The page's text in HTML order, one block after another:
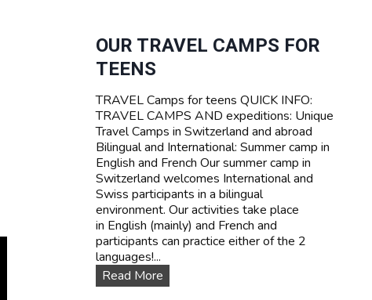
F
A
I
V
S
U
M
M
E
R
C
A
M
P
N
S
OUR TRAVEL CAMPS FOR
TEENS
TRAVEL Camps for teens QUICK INFO:
TRAVEL CAMPS AND expeditions: Unique
Travel Camps in Switzerland and abroad
Bilingual and International: Summer camp in
English and French Our summer camp in
Switzerland welcomes International and
Swiss participants in a bilingual
environment. Our activities take place
in English (mainly) and French and
participants can practice either of the 2
languages!...
Read MoreO
u